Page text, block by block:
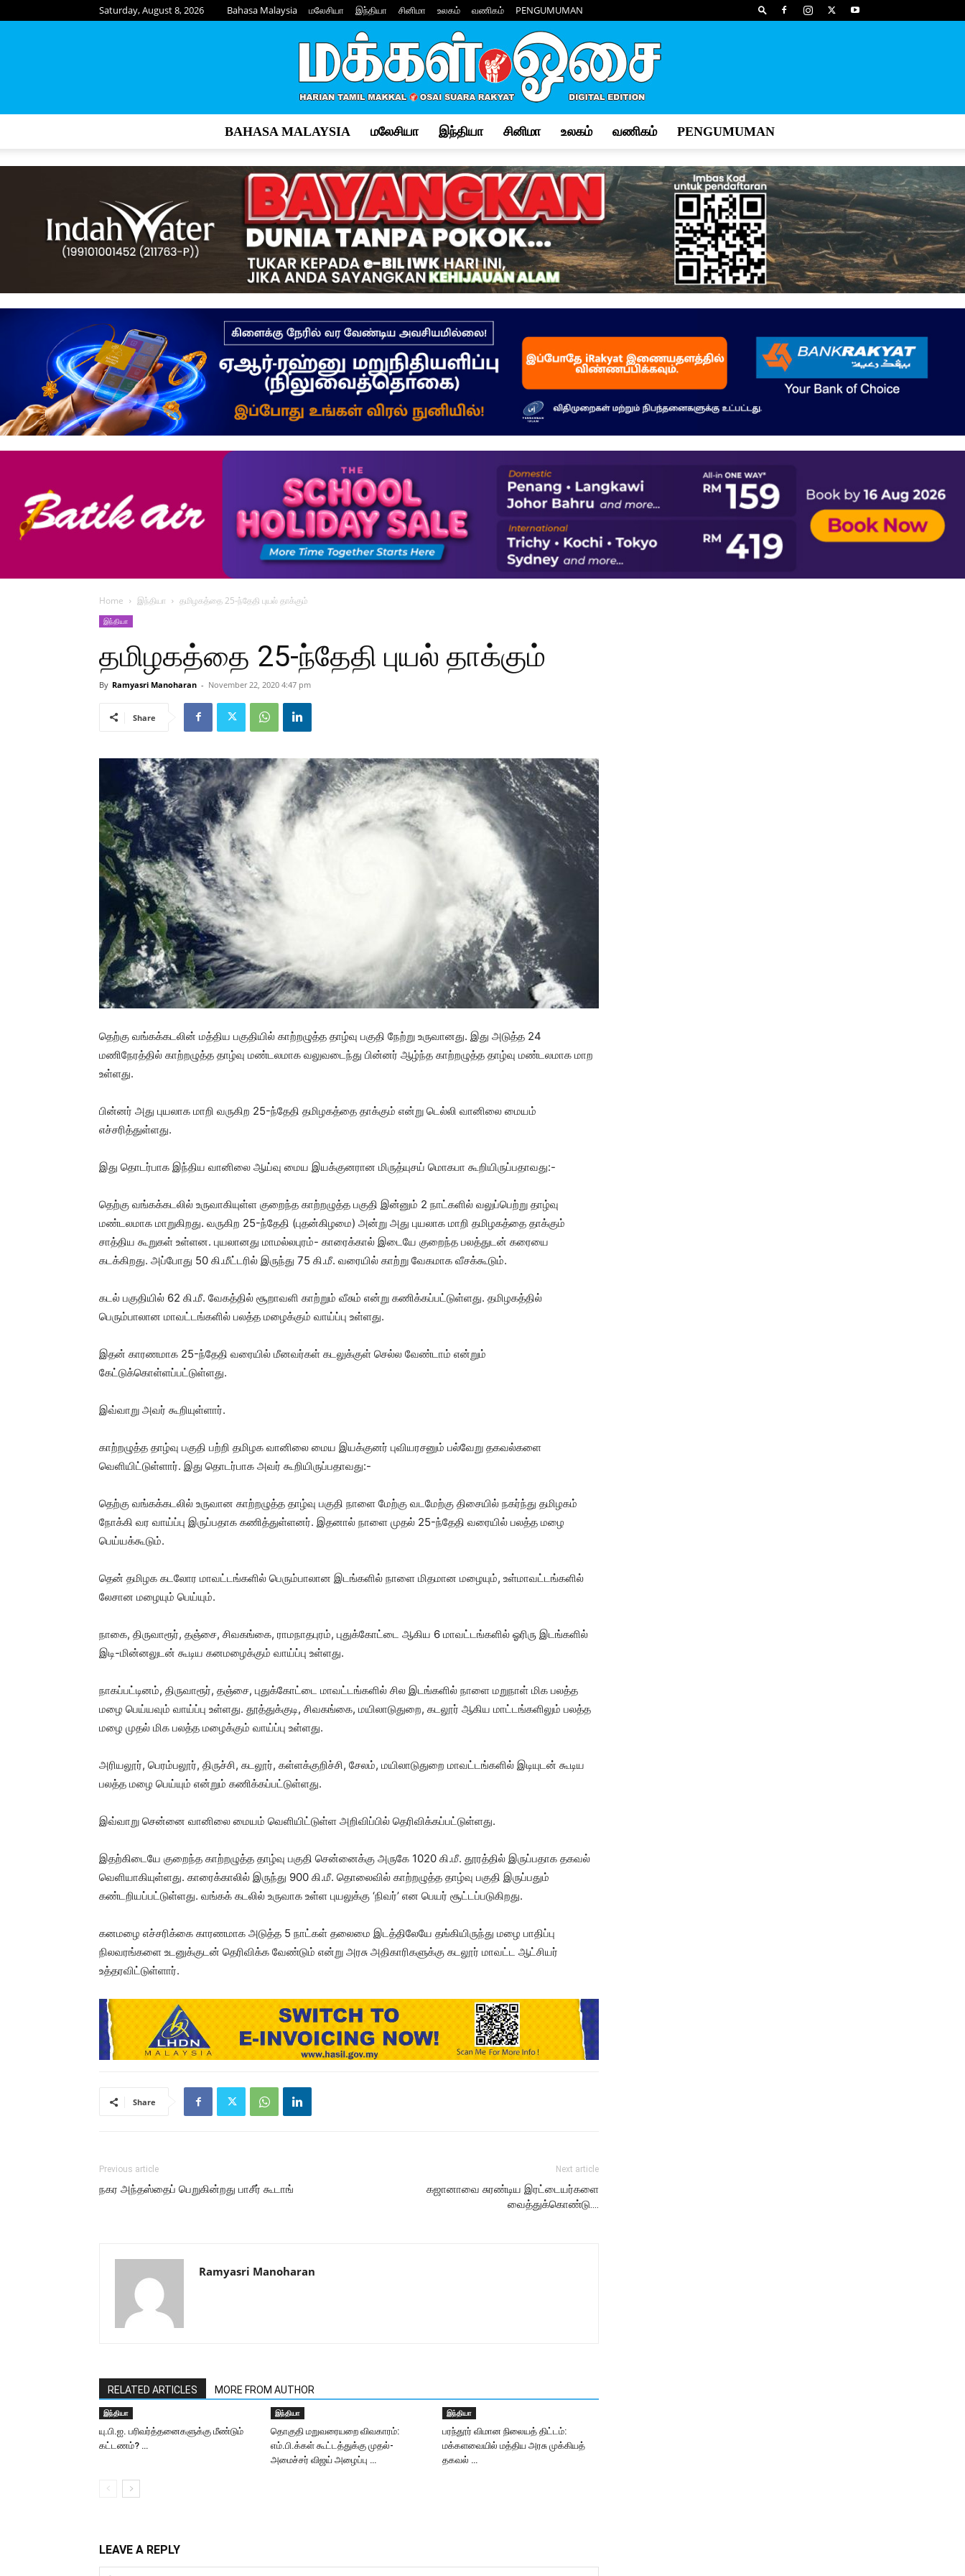
Saturday, August 8, 2026 Bahasa Malaysia மலேசியா இந்தியா சினிமா உலகம் வணிகம் PENGUMUMAN
Osai
–
மக்கள்
BAHASA MALAYSIA மலேசியா இந்தியா சினிமா உலகம் வணிகம் PENGUMUMAN
Home இந்தியா தமிழகத்தை 25-ந்தேதி புயல் தாக்கும்
இந்தியா
தமிழகத்தை 25-ந்தேதி புயல் தாக்கும்
By Ramyasri Manoharan - November 22, 2020 4:47 pm
Share
தெற்கு வங்கக்கடலின் மத்திய பகுதியில் காற்றழுத்த தாழ்வு பகுதி நேற்று உருவானது. இது அடுத்த 24
மணிநேரத்தில் காற்றழுத்த தாழ்வு மண்டலமாக வலுவடைந்து பின்னர் ஆழ்ந்த காற்றழுத்த தாழ்வு மண்டலமாக மாற
உள்ளது.
பின்னர் அது புயலாக மாறி வருகிற 25-ந்தேதி தமிழகத்தை தாக்கும் என்று டெல்லி வானிலை மையம்
எச்சரித்துள்ளது.
இது தொடர்பாக இந்திய வானிலை ஆய்வு மைய இயக்குனரான மிருத்யுசய் மொகபா கூறியிருப்பதாவது:-
தெற்கு வங்கக்கடலில் உருவாகியுள்ள குறைந்த காற்றழுத்த பகுதி இன்னும் 2 நாட்களில் வலுப்பெற்று தாழ்வு
மண்டலமாக மாறுகிறது. வருகிற 25-ந்தேதி (புதன்கிழமை) அன்று அது புயலாக மாறி தமிழகத்தை தாக்கும்
சாத்திய கூறுகள் உள்ளன. புயலானது மாமல்லபுரம்- காரைக்கால் இடையே குறைந்த பலத்துடன் கரையை
கடக்கிறது. அப்போது 50 கி.மீட்டரில் இருந்து 75 கி.மீ. வரையில் காற்று வேகமாக வீசக்கூடும்.
கடல் பகுதியில் 62 கி.மீ. வேகத்தில் சூறாவளி காற்றும் வீசும் என்று கணிக்கப்பட்டுள்ளது. தமிழகத்தில்
பெரும்பாலான மாவட்டங்களில் பலத்த மழைக்கும் வாய்ப்பு உள்ளது.
இதன் காரணமாக 25-ந்தேதி வரையில் மீனவர்கள் கடலுக்குள் செல்ல வேண்டாம் என்றும்
கேட்டுக்கொள்ளப்பட்டுள்ளது.
இவ்வாறு அவர் கூறியுள்ளார்.
காற்றழுத்த தாழ்வு பகுதி பற்றி தமிழக வானிலை மைய இயக்குனர் புவியரசனும் பல்வேறு தகவல்களை
வெளியிட்டுள்ளார். இது தொடர்பாக அவர் கூறியிருப்பதாவது:-
தெற்கு வங்கக்கடலில் உருவான காற்றழுத்த தாழ்வு பகுதி நாளை மேற்கு வடமேற்கு திசையில் நகர்ந்து தமிழகம்
நோக்கி வர வாய்ப்பு இருப்பதாக கணித்துள்ளனர். இதனால் நாளை முதல் 25-ந்தேதி வரையில் பலத்த மழை
பெய்யக்கூடும்.
தென் தமிழக கடலோர மாவட்டங்களில் பெரும்பாலான இடங்களில் நாளை மிதமான மழையும், உள்மாவட்டங்களில்
லேசான மழையும் பெய்யும்.
நாகை, திருவாரூர், தஞ்சை, சிவகங்கை, ராமநாதபுரம், புதுக்கோட்டை ஆகிய 6 மாவட்டங்களில் ஓரிரு இடங்களில்
இடி-மின்னலுடன் கூடிய கனமழைக்கும் வாய்ப்பு உள்ளது.
நாகப்பட்டினம், திருவாரூர், தஞ்சை, புதுக்கோட்டை மாவட்டங்களில் சில இடங்களில் நாளை மறுநாள் மிக பலத்த
மழை பெய்யவும் வாய்ப்பு உள்ளது. தூத்துக்குடி, சிவகங்கை, மயிலாடுதுறை, கடலூர் ஆகிய மாட்டங்களிலும் பலத்த
மழை முதல் மிக பலத்த மழைக்கும் வாய்ப்பு உள்ளது.
அரியலூர், பெரம்பலூர், திருச்சி, கடலூர், கள்ளக்குறிச்சி, சேலம், மயிலாடுதுறை மாவட்டங்களில் இடியுடன் கூடிய
பலத்த மழை பெய்யும் என்றும் கணிக்கப்பட்டுள்ளது.
இவ்வாறு சென்னை வானிலை மையம் வெளியிட்டுள்ள அறிவிப்பில் தெரிவிக்கப்பட்டுள்ளது.
இதற்கிடையே குறைந்த காற்றழுத்த தாழ்வு பகுதி சென்னைக்கு அருகே 1020 கி.மீ. தூரத்தில் இருப்பதாக தகவல்
வெளியாகியுள்ளது. காரைக்காலில் இருந்து 900 கி.மீ. தொலைவில் காற்றழுத்த தாழ்வு பகுதி இருப்பதும்
கண்டறியப்பட்டுள்ளது. வங்கக் கடலில் உருவாக உள்ள புயலுக்கு ‘நிவர்’ என பெயர் சூட்டப்படுகிறது.
கனமழை எச்சரிக்கை காரணமாக அடுத்த 5 நாட்கள் தலைமை இடத்திலேயே தங்கியிருந்து மழை பாதிப்பு
நிலவரங்களை உடனுக்குடன் தெரிவிக்க வேண்டும் என்று அரசு அதிகாரிகளுக்கு கடலூர் மாவட்ட ஆட்சியர்
உத்தரவிட்டுள்ளார்.
Share
Previous article
நகர அந்தஸ்தைப் பெறுகின்றது பாசீர் கூடாங்
Next article
கஜானாவை சுரண்டிய இரட்டையர்களை
வைத்துக்கொண்டு….
Ramyasri Manoharan
RELATED ARTICLES MORE FROM AUTHOR
இந்தியா
யு.பி.ஐ. பரிவர்த்தனைகளுக்கு மீண்டும்
கட்டணம்? …
இந்தியா
தொகுதி மறுவரையறை விவகாரம்:
எம்.பி.க்கள் கூட்டத்துக்கு முதல்-
அமைச்சர் விஜய் அழைப்பு …
இந்தியா
பரந்தூர் விமான நிலையத் திட்டம்:
மக்களவையில் மத்திய அரசு முக்கியத்
தகவல் …
LEAVE A REPLY